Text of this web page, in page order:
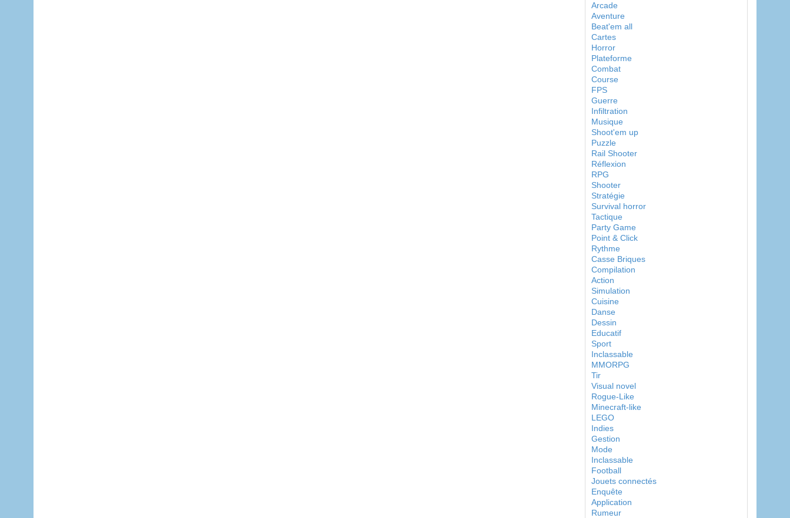
Arcade
Aventure
Beat'em all
Cartes
Horror
Plateforme
Combat
Course
FPS
Guerre
Infiltration
Musique
Shoot'em up
Puzzle
Rail Shooter
Réflexion
RPG
Shooter
Stratégie
Survival horror
Tactique
Party Game
Point & Click
Rythme
Casse Briques
Compilation
Action
Simulation
Cuisine
Danse
Dessin
Educatif
Sport
Inclassable
MMORPG
Tir
Visual novel
Rogue-Like
Minecraft-like
LEGO
Indies
Gestion
Mode
Inclassable
Football
Jouets connectés
Enquête
Application
Rumeur